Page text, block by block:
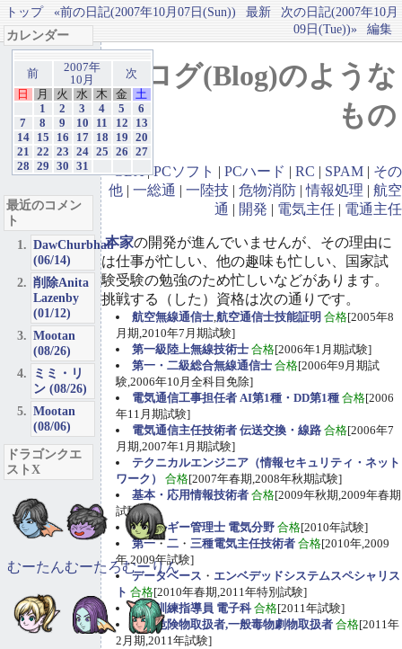
トップ «前の日記(2007年10月07日(Sun)) 最新
次の日記(2007年10月
09日(Tue))»
編集
ブログ(Blog)のような
もの
GBA|PCソフト | PCハード | RC | SPAM | その
他 | 一総通 | 一陸技 | 危物消防 |情報処理 | 航空
通 | 開発 | 電気主任 | 電通主任
本家の開発が進んでいませんが、その理由に
は仕事が忙しい、他の趣味も忙しい、国家試
験受験の勉強のため忙しいなどがあります。
挑戦する（した）資格は次の通りです。
航空無線通信士,航空通信士技能証明 合格[2005年8
月期,2010年7月期試験]
第一級陸上無線技術士 合格[2006年1月期試験]
第一・二級総合無線通信士 合格[2006年9月期試
験,2006年10月全科目免除]
電気通信工事担任者 AI第1種・DD第1種 合格[2006
年11月期試験]
電気通信主任技術者 伝送交換・線路 合格[2006年7
月期,2007年1月期試験]
テクニカルエンジニア（情報セキュリティ・ネット
ワーク）
合格[2007年春期,2008年秋期試験]
基本・応用情報技術者 合格[2009年秋期,2009年春期
試験]
エネルギー管理士 電気分野 合格[2010年試験]
第一・二 ・ 三種電気主任技術者 合格[2010年,2009
年,2009年試験]
データベース ・ エンベデッドシステムスペシャリス
ト 合格[2010年春期,2011年特別試験]
職業訓練指導員 電子科 合格[2011年試験]
甲種危険物取扱者,一般毒物劇物取扱者 合格[2011年
2月期,2011年試験]
カレンダー
前
2007年
10月
次
日
月 火 水 木 金
土
1
2 3 4 5
6
7
8 9 10 11 12
13
14
15 16 17 18 19
20
21
22 23 24 25 26
27
28
29 30 31
最近のコメン
ト
DawChurbhab
(06/14)
削除Anita
Lazenby
(01/12)
Mootan
(08/26)
ミミ・リ
ン (08/26)
Mootan
(08/06)
ドラゴンクエ
ストX
むーたんむーたろむーりん